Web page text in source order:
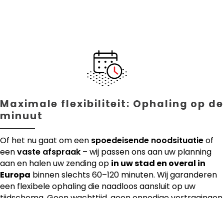
Maximale flexibiliteit: Ophaling op de
minuut
Of het nu gaat om een spoedeisende noodsituatieof
eenvaste afspraak – wij passen ons aan uw planning
aan en halen uw zending op in uw stad en overal in
Europa binnen slechts 60–120 minuten. Wij garanderen
een flexibele ophaling die naadloos aansluit op uw